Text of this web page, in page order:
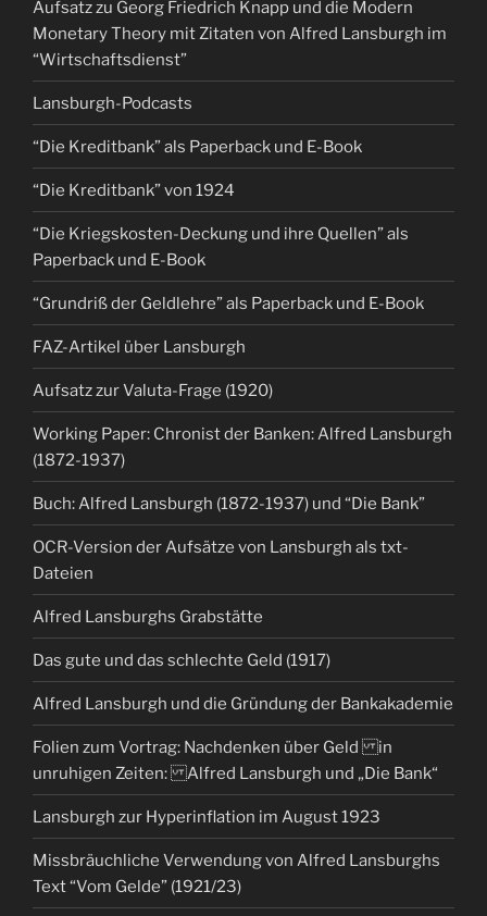
Aufsatz zu Georg Friedrich Knapp und die Modern
Monetary Theory mit Zitaten von Alfred Lansburgh im
“Wirtschaftsdienst”
Lansburgh-Podcasts
“Die Kreditbank” als Paperback und E-Book
“Die Kreditbank” von 1924
“Die Kriegskosten-Deckung und ihre Quellen” als
Paperback und E-Book
“Grundriß der Geldlehre” als Paperback und E-Book
FAZ-Artikel über Lansburgh
Aufsatz zur Valuta-Frage (1920)
Working Paper: Chronist der Banken: Alfred Lansburgh
(1872-1937)
Buch: Alfred Lansburgh (1872-1937) und “Die Bank”
OCR-Version der Aufsätze von Lansburgh als txt-
Dateien
Alfred Lansburghs Grabstätte
Das gute und das schlechte Geld (1917)
Alfred Lansburgh und die Gründung der Bankakademie
Folien zum Vortrag: Nachdenken über Geld in
unruhigen Zeiten: Alfred Lansburgh und „Die Bank“
Lansburgh zur Hyperinflation im August 1923
Missbräuchliche Verwendung von Alfred Lansburghs
Text “Vom Gelde” (1921/23)